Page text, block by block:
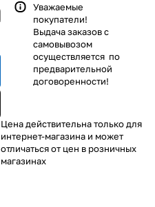
Уважаемые
покупатели!
Выдача заказов с
самовывозом
осуществляется по
предварительной
договоренности!
Цена действительна только для
интернет-магазина и может
отличаться от цен в розничных
магазинах